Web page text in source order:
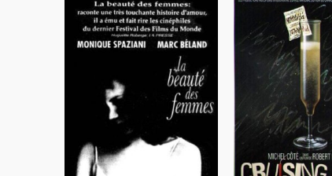
La beauté des femmes
Cruising bar